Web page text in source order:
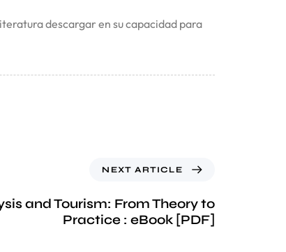
descargar en su capacidad para
NEXT ARTICLE
and Tourism: From Theory to
Practice : eBook [PDF]